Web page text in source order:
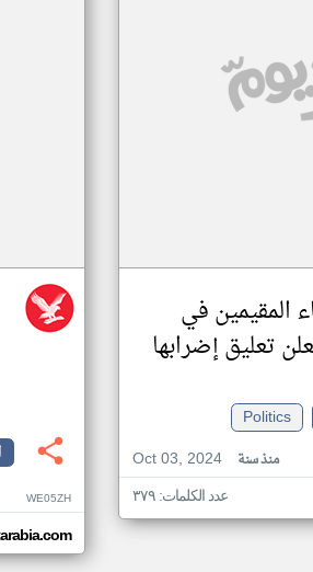
المقيمين في
تعليق إضرابها
Politics
Oct 03, 2024
منذ سنة
عدد الكلمات: ٣٧٩ WE05ZH